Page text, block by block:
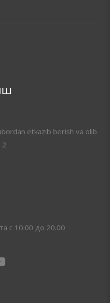
etkazib berish va olib
с 10.00 до 20.00